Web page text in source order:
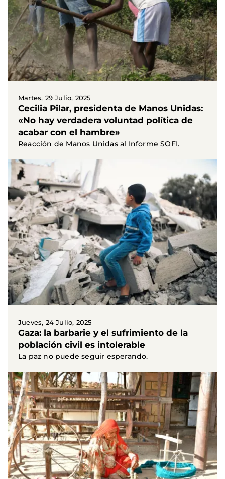
Martes, 29 Julio, 2025
Cecilia Pilar, presidenta de Manos Unidas:
«No hay verdadera voluntad política de
acabar con el hambre»
Reacción de Manos Unidas al Informe SOFI.
Jueves, 24 Julio, 2025
Gaza: la barbarie y el sufrimiento de la
población civil es intolerable
La paz no puede seguir esperando.